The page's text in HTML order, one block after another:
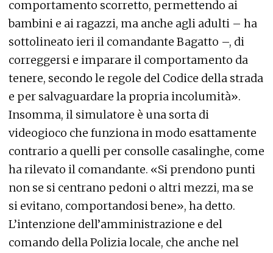
comportamento scorretto, permettendo ai
bambini e ai ragazzi, ma anche agli adulti – ha
sottolineato ieri il comandante Bagatto –, di
correggersi e imparare il comportamento da
tenere, secondo le regole del Codice della strada
e per salvaguardare la propria incolumità».
Insomma, il simulatore è una sorta di
videogioco che funziona in modo esattamente
contrario a quelli per consolle casalinghe, come
ha rilevato il comandante. «Si prendono punti
non se si centrano pedoni o altri mezzi, ma se
si evitano, comportandosi bene», ha detto.
L’intenzione dell’amministrazione e del
comando della Polizia locale, che anche nel